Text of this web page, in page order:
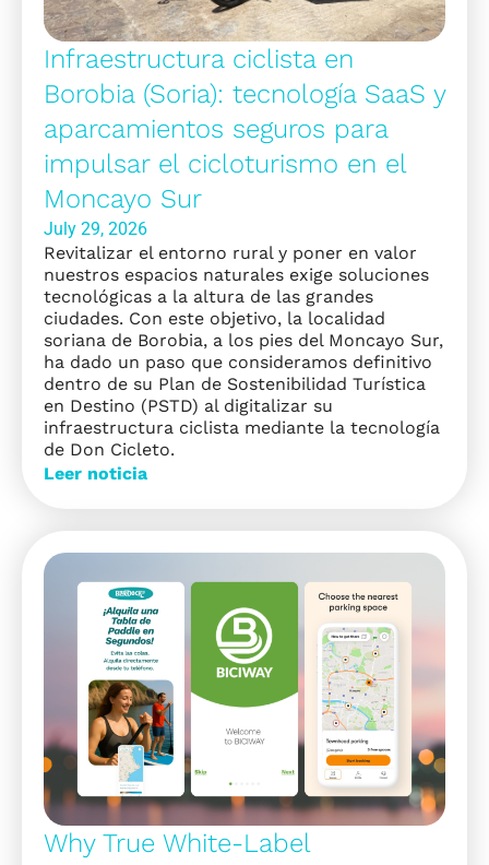
Infraestructura ciclista en
Borobia (Soria): tecnología SaaS y
aparcamientos seguros para
impulsar el cicloturismo en el
Moncayo Sur
July 29, 2026
Revitalizar el entorno rural y poner en valor
nuestros espacios naturales exige soluciones
tecnológicas a la altura de las grandes
ciudades. Con este objetivo, la localidad
soriana de Borobia, a los pies del Moncayo Sur,
ha dado un paso que consideramos definitivo
dentro de su Plan de Sostenibilidad Turística
en Destino (PSTD) al digitalizar su
infraestructura ciclista mediante la tecnología
de Don Cicleto.
Leer noticia
Why True White-Label